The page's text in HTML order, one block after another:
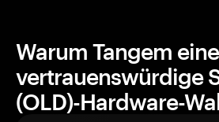
Warum Tangem eine
vertrauenswürdige
(OLD)-Hardware-